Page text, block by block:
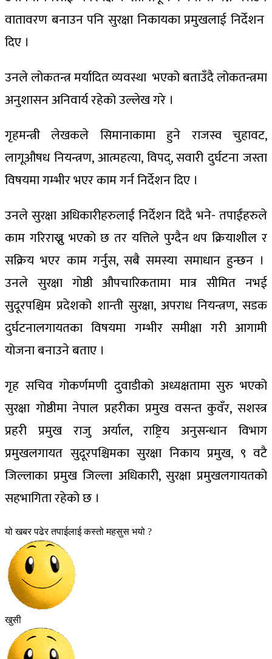
वातावरण बनाउन पनि सुरक्षा निकायका प्रमुखलाई निर्देशन
दिए ।
उनले लोकतन्त्र मर्यादित व्यवस्था भएको बताउँदै लोकतन्त्रमा
अनुशासन अनिवार्य रहेको उल्लेख गरे ।
गृहमन्त्री लेखकले सिमानाकामा हुने राजस्व चुहावट,
लागूऔषध नियन्त्रण, आत्महत्या, विपद्, सवारी दुर्घटना जस्ता
विषयमा गम्भीर भएर काम गर्न निर्देशन दिए ।
उनले सुरक्षा अधिकारीहरुलाई निर्देशन दिंदै भने- तपाईंहरुले
काम गरिराख्नु भएको छ तर यत्तिले पुग्दैन थप क्रियाशील र
सक्रिय भएर काम गर्नुस, सबै समस्या समाधान हुन्छन ।
उनले सुरक्षा गोष्ठी औपचारिकतामा मात्र सीमित नभई
सुदूरपश्चिम प्रदेशको शान्ती सुरक्षा, अपराध नियन्त्रण, सडक
दुर्घटनालगायतका विषयमा गम्भीर समीक्षा गरी आगामी
योजना बनाउने बताए ।
गृह सचिव गोकर्णमणी दुवाडीको अध्यक्षतामा सुरु भएको
सुरक्षा गोष्ठीमा नेपाल प्रहरीका प्रमुख वसन्त कुवँर, सशस्त्र
प्रहरी प्रमुख राजु अर्याल, राष्ट्रिय अनुसन्धान विभाग
प्रमुखलगायत सुदूरपश्चिमका सुरक्षा निकाय प्रमुख, ९ वटै
जिल्लाका प्रमुख जिल्ला अधिकारी, सुरक्षा प्रमुखलगायतको
सहभागिता रहेको छ ।
यो खबर पढेर तपाईलाई कस्तो महसुस भयो ?
खुसी